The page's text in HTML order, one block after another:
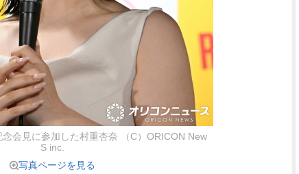
会見に参加した村重杏奈 （C）ORICON New
S inc.
写真ページを見る